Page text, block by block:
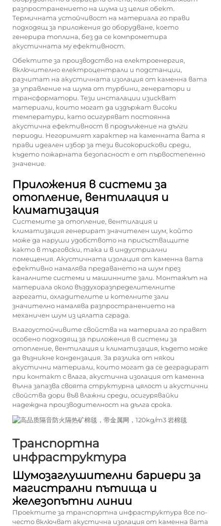
разпространението на шума из целия обект.
Термичната устойчивост на материала го прави
подходящ за приложения до оборудване, което
генерира топлина, без да се компрометира
акустичната му ефективност.
Обектите за производство на електроенергия,
включително електроцентрали и подстанции,
разчитат на акустичната изолация от каменна вата
за управление на шума от турбини, генератори и
трансформатори. Тези инсталации изискват
материали, които могат да издържат високи
температури, като осигуряват постоянна
акустична ефективност в продължение на дълги
периоди. Негоримият характер на каменната вата я
прави идеален избор за тези високорискови среди,
където пожарната безопасност е от първостепенно
значение.
Приложения в системи за
отопление, вентилация и
климатизация
Системите за отопление, вентилация и
климатизация генерират значителен шум, който
може да наруши удобството на присъстващите
както в търговски, така и в индустриални
помещения. Акустичната изолация от каменна вата
ефективно намалява предаването на шум през
каналните системи и машинните зали. Монтажът на
материала около въздухоразпределителните
агрегати, охладителите и котелните зали
значително намалява разпространението на
механичен шум из цялата сграда.
Влагоустойчивите свойства на материала го правят
особено подходящ за приложения в системи за
отопление, вентилация и климатизация, където може
да възникне кондензация. За разлика от някои
акустични материали, които могат да се деградират
при контакт с влага, акустична изолация от каменна
вълна запазва своята структурна цялост и акустични
свойства дори във влажни среди, осигурявайки
надеждна производителност на дълга срока.
Транспортна
инфраструктура
Шумозаглушителни бариери за
магистрални пътища и
железопътни линии
Проектите за транспортна инфраструктура все по-
често включват акустична изолация от каменна вата